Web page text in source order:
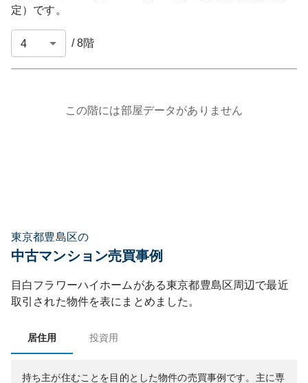
定）です。
/8階
この階には部屋データがありません
東京都豊島区の
中古マンション売買事例
目白フラワーハイホーム がある東京都豊島区周辺で最近
取引された物件を表にまとめました。
居住用 投資用
持ち主が住むことを目的とした物件の売買事例です。 主に専